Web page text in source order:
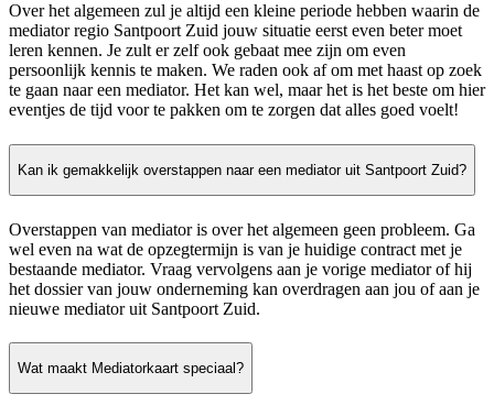
Over het algemeen zul je altijd een kleine periode hebben waarin de
mediator regio Santpoort Zuid jouw situatie eerst even beter moet
leren kennen. Je zult er zelf ook gebaat mee zijn om even
persoonlijk kennis te maken. We raden ook af om met haast op zoek
te gaan naar een mediator. Het kan wel, maar het is het beste om hier
eventjes de tijd voor te pakken om te zorgen dat alles goed voelt!
Kan ik gemakkelijk overstappen naar een mediator uit Santpoort Zuid?
Overstappen van mediator is over het algemeen geen probleem. Ga
wel even na wat de opzegtermijn is van je huidige contract met je
bestaande mediator. Vraag vervolgens aan je vorige mediator of hij
het dossier van jouw onderneming kan overdragen aan jou of aan je
nieuwe mediator uit Santpoort Zuid.
Wat maakt Mediatorkaart speciaal?